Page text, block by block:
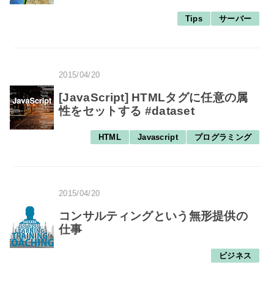
Tips サーバー
2015/04/20
[JavaScript] HTMLタグに任意の属
性をセットする #dataset
HTML Javascript プログラミング
2015/04/20
コンサルティングという無形提供の
仕事
ビジネス